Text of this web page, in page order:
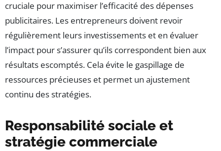
cruciale pour maximiser l’efficacité des dépenses
publicitaires. Les entrepreneurs doivent revoir
régulièrement leurs investissements et en évaluer
l’impact pour s’assurer qu’ils correspondent bien aux
résultats escomptés. Cela évite le gaspillage de
ressources précieuses et permet un ajustement
continu des stratégies.
Responsabilité sociale et
stratégie commerciale